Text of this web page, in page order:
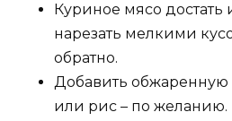
Куриное мясо достать
нарезать мелкими
обратно.
Добавить обжаренную
или рис – по желанию.